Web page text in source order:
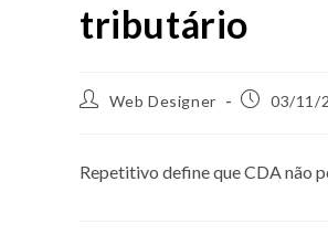
tributário
Web Designer 03/11/
Repetitivo define que CDA não